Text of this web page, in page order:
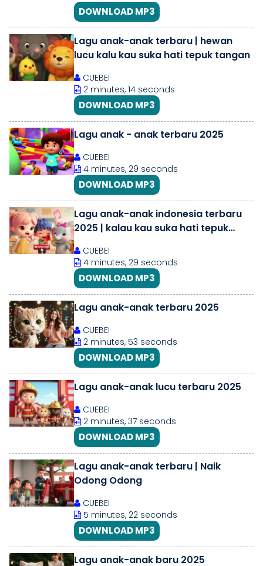
DOWNLOAD MP3
Lagu anak-anak terbaru | hewan
lucu kalu kau suka hati tepuk tangan
CUEBEI
2 minutes, 14 seconds
DOWNLOAD MP3
Lagu anak - anak terbaru 2025
CUEBEI
4 minutes, 29 seconds
DOWNLOAD MP3
Lagu anak-anak indonesia terbaru
2025 | kalau kau suka hati tepuk
CUEBEI
4 minutes, 29 seconds
DOWNLOAD MP3
Lagu anak-anak terbaru 2025
CUEBEI
2 minutes, 53 seconds
DOWNLOAD MP3
Lagu anak-anak lucu terbaru 2025
CUEBEI
2 minutes, 37 seconds
DOWNLOAD MP3
Lagu anak-anak terbaru | Naik
Odong Odong
CUEBEI
5 minutes, 22 seconds
DOWNLOAD MP3
Lagu anak-anak baru 2025